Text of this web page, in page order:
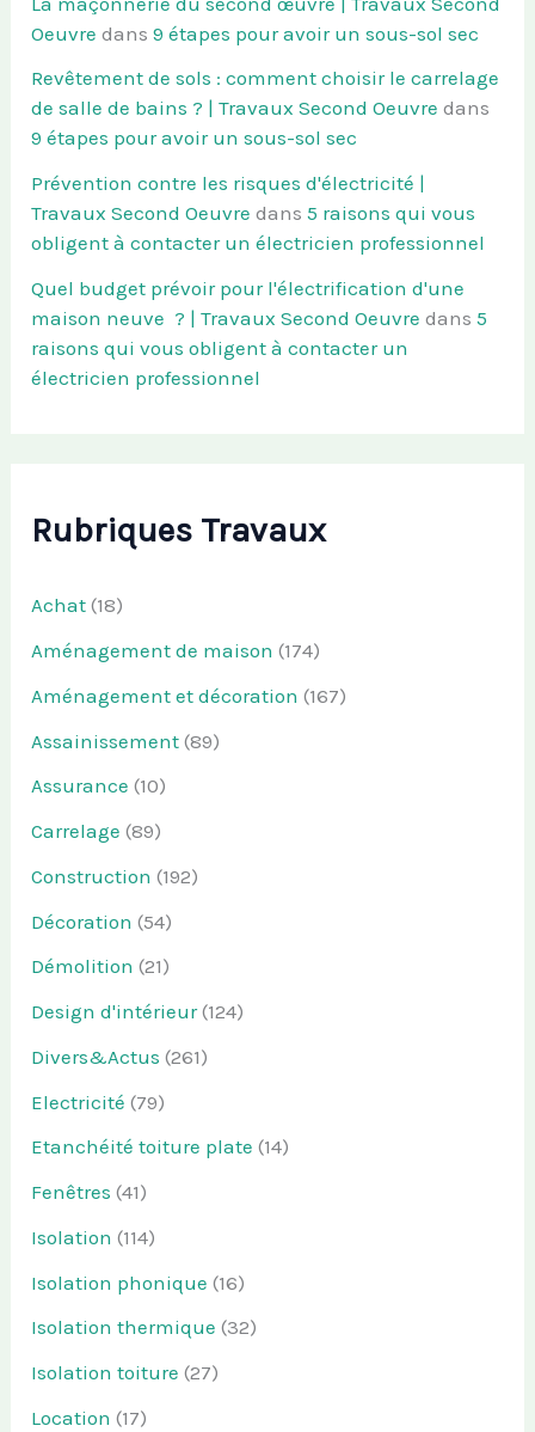
Oeuvre dans9 étapes pour avoir un sous-sol sec
Revêtement de sols : comment choisir le carrelage
de salle de bains ? | Travaux Second Oeuvre dans
9 étapes pour avoir un sous-sol sec
Prévention contre les risques d'électricité |
Travaux Second Oeuvre dans5 raisons qui vous
obligent à contacter un électricien professionnel
Quel budget prévoir pour l'électrification d'une
maison neuve ? | Travaux Second Oeuvre dans5
raisons qui vous obligent à contacter un
électricien professionnel
Rubriques Travaux
Achat (18)
Aménagement de maison (174)
Aménagement et décoration (167)
Assainissement (89)
Assurance (10)
Carrelage (89)
Construction (192)
Décoration (54)
Démolition (21)
Design d'intérieur(124)
Divers&Actus (261)
Electricité (79)
Etanchéité toiture plate (14)
Fenêtres (41)
Isolation (114)
Isolation phonique (16)
Isolation thermique (32)
Isolation toiture (27)
Location (17)